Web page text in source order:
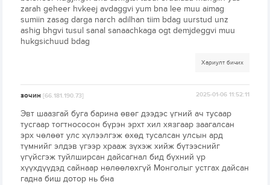
zarah geheer hvkeej avdaggvi yum bna lee muu aimag
sumiin zasag darga narch adilhan tiim bdag uurstud unz
ashig bhgvi tusul sanal sanaachkaga ogt demjdeggvi muu
hukgsichuud bdag
Хариулт бичих
зочин[66.181.190.73] 2025-01-06 11:52:11
Эвт шаазгай буга барина өвөг дээдэс үгний ач тусаар
тусгаар тогтнососон бүрэн эрхт хил хязгаар заагалсан
эрх чөлөөт улс хүлээлгэж өхөд тусалсан улсын ард
түмнийг элдэв үгээр храаж зүхэж хийж бүтээснийг
үгүйсгэж туйлширсан дайсагнал бид бүхний үр
хүүхдүүдэд сайнаар нөлөөлөхгүй Монголыг устгах дайсан
гадна биш дотор нь бна